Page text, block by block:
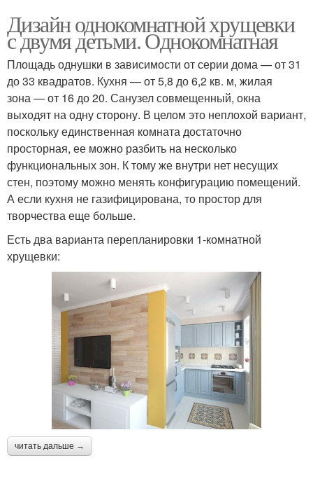
Дизайн однокомнатной хрущевки
с двумя детьми. Однокомнатная
Площадь однушки в зависимости от серии дома — от 31
до 33 квадратов. Кухня — от 5,8 до 6,2 кв. м, жилая
зона — от 16 до 20. Санузел совмещенный, окна
выходят на одну сторону. В целом это неплохой вариант,
поскольку единственная комната достаточно
просторная, ее можно разбить на несколько
функциональных зон. К тому же внутри нет несущих
стен, поэтому можно менять конфигурацию помещений.
А если кухня не газифицирована, то простор для
творчества еще больше.
Есть два варианта перепланировки 1-комнатной
хрущевки:
читать дальше →